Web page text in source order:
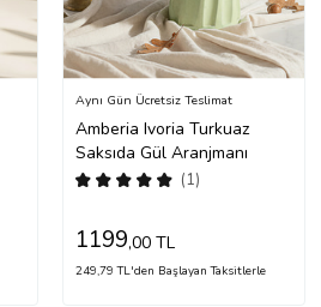
Amberia Ivoria Turkuaz
Saksıda Gül Aranjmanı
(1)
Aynı Gün Ücretsiz Teslimat
1199,00 TL
249,79 TL'den Başlayan Taksitlerle